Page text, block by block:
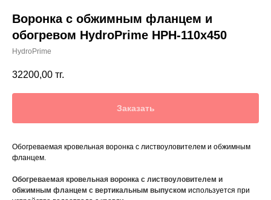
Воронка с обжимным фланцем и
обогревом HydroPrime HPH-110x450
HydroPrime
32200,00 тг.
Заказать
Обогреваемая кровельная воронка с листвоуловителем и обжимным
фланцем.
Обогреваемая кровельная воронка с листвоуловителем и
обжимным фланцем с вертикальным выпуском используется при